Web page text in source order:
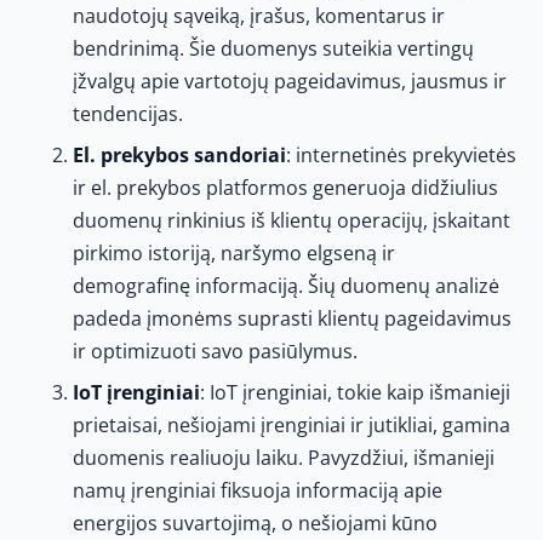
naudotojų sąveiką, įrašus, komentarus ir
bendrinimą. Šie duomenys suteikia vertingų
įžvalgų apie vartotojų pageidavimus, jausmus ir
tendencijas.
El. prekybos sandoriai: internetinės prekyvietės
ir el. prekybos platformos generuoja didžiulius
duomenų rinkinius iš klientų operacijų, įskaitant
pirkimo istoriją, naršymo elgseną ir
demografinę informaciją. Šių duomenų analizė
padeda įmonėms suprasti klientų pageidavimus
ir optimizuoti savo pasiūlymus.
IoT įrenginiai: IoT įrenginiai, tokie kaip išmanieji
prietaisai, nešiojami įrenginiai ir jutikliai, gamina
duomenis realiuoju laiku. Pavyzdžiui, išmanieji
namų įrenginiai fiksuoja informaciją apie
energijos suvartojimą, o nešiojami kūno